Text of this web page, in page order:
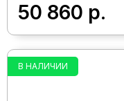
50 860 р.
В НАЛИЧИИ